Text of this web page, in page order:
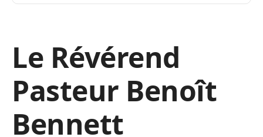
Le Révérend
Pasteur Benoît
Bennett